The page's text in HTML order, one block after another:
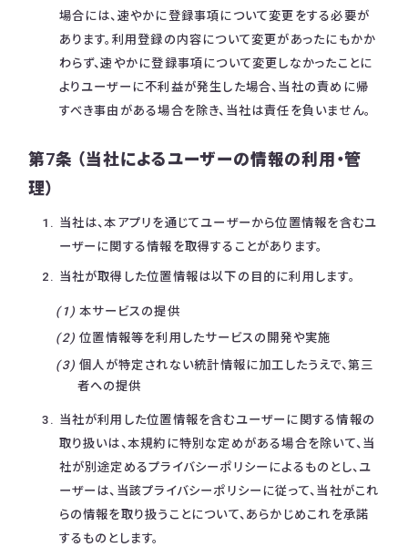
場合には、速やかに登録事項について変更をする必要が
あります。利用登録の内容について変更があったにもかか
わらず、速やかに登録事項について変更しなかったことに
よりユーザーに不利益が発生した場合、当社の責めに帰
すべき事由がある場合を除き、当社は責任を負いません。
第7条 （当社によるユーザーの情報の利用・管
理）
当社は、本アプリを通じてユーザーから位置情報を含むユ
ーザーに関する情報を取得することがあります。
当社が取得した位置情報は以下の目的に利用します。
本サービスの提供
位置情報等を利用したサービスの開発や実施
個人が特定されない統計情報に加工したうえで、第三
者への提供
当社が利用した位置情報を含むユーザーに関する情報の
取り扱いは、本規約に特別な定めがある場合を除いて、当
社が別途定めるプライバシーポリシーによるものとし、ユ
ーザーは、当該プライバシーポリシーに従って、当社がこれ
らの情報を取り扱うことについて、あらかじめこれを承諾
するものとします。